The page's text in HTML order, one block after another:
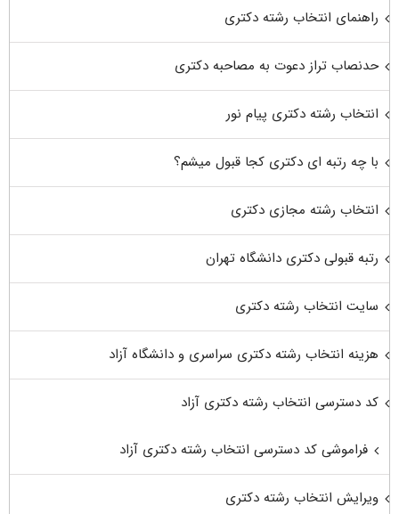
راهنمای انتخاب رشته دکتری
حدنصاب تراز دعوت به مصاحبه دکتری
انتخاب رشته دکتری پیام نور
با چه رتبه ای دکتری کجا قبول میشم؟
انتخاب رشته مجازی دکتری
رتبه قبولی دکتری دانشگاه تهران
سایت انتخاب رشته دکتری
هزینه انتخاب رشته دکتری سراسری و دانشگاه آزاد
کد دسترسی انتخاب رشته دکتری آزاد
فراموشی کد دسترسی انتخاب رشته دکتری آزاد
ویرایش انتخاب رشته دکتری